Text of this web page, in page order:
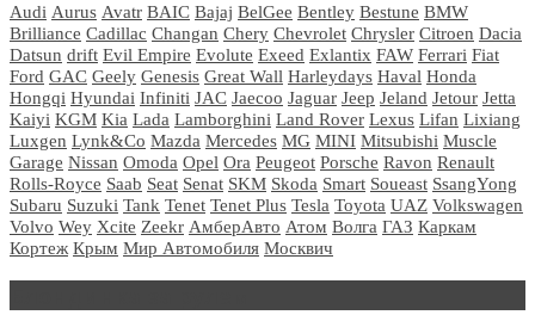
Audi Aurus Avatr BAIC Bajaj BelGee Bentley Bestune BMW
Brilliance Cadillac Changan Chery Chevrolet Chrysler Citroen Dacia
Datsun drift Evil Empire Evolute Exeed Exlantix FAW Ferrari Fiat
Ford GAC Geely Genesis Great Wall Harleydays Haval Honda
Hongqi Hyundai Infiniti JAC Jaecoo Jaguar Jeep Jeland Jetour Jetta
Kaiyi KGM Kia Lada Lamborghini Land Rover Lexus Lifan Lixiang
Luxgen Lynk&Co Mazda Mercedes MG MINI Mitsubishi Muscle
Garage Nissan Omoda Opel Ora Peugeot Porsche Ravon Renault
Rolls-Royce Saab Seat Senat SKM Skoda Smart Soueast SsangYong
Subaru Suzuki Tank Tenet Tenet Plus Tesla Toyota UAZ Volkswagen
Volvo Wey Xcite Zeekr АмберАвто Атом Волга ГАЗ Каркам
Кортеж Крым Мир Автомобиля Москвич